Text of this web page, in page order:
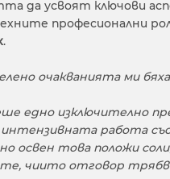
да усвоят ключови
професионални
.
очакванията ми
едно изключително
интензивната работа
освен това положи
чиито отговор